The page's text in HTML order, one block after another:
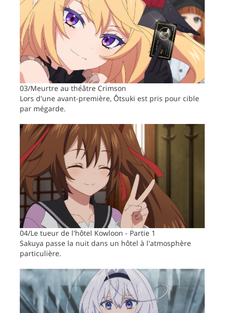
03/Meurtre au théâtre Crimson
Lors d'une avant-première, Ôtsuki est pris pour cible
par mégarde.
04/Le tueur de l'hôtel Kowloon - Partie 1
Sakuya passe la nuit dans un hôtel à l'atmosphère
particulière.